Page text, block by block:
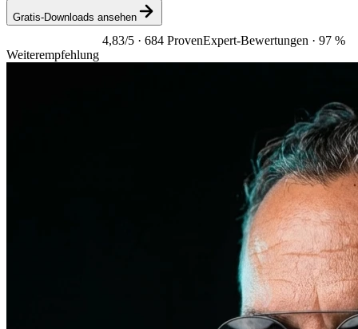
Gratis-Downloads ansehen
4,83/5 · 684 ProvenExpert-Bewertungen · 97 %
Weiterempfehlung